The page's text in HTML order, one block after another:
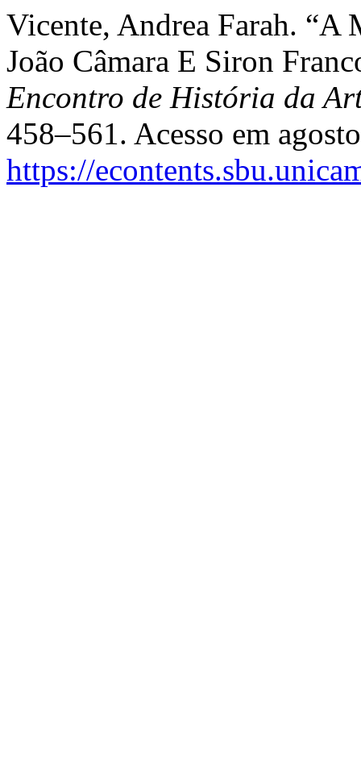
Vicente, Andrea Farah. “A
João Câmara E Siron
Encontro de História da
458–561. Acesso em
https://